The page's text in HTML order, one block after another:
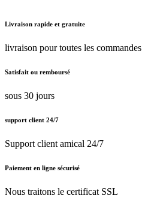
Livraison rapide et gratuite
livraison pour toutes les commandes
Satisfait ou remboursé
sous 30 jours
support client 24/7
Support client amical 24/7
Paiement en ligne sécurisé
Nous traitons le certificat SSL